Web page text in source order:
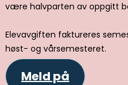
være halvparten av oppgitt
Elevavgiften faktureres
høst- og vårsemesteret.
Meld på